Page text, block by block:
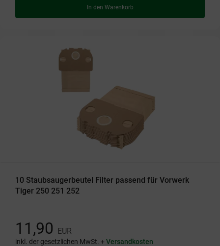
In den Warenkorb
10 Staubsaugerbeutel Filter passend für Vorwerk
Tiger 250 251 252
11,90 EUR
inkl. der gesetzlichen MwSt. +Versandkosten